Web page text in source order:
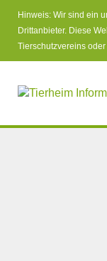
Hinweis: Wir sind ein
Drittanbieter. Diese
Tierschutzvereins